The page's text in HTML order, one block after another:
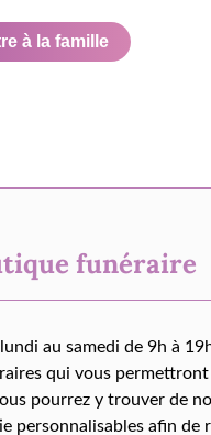
à la famille
funéraire
au samedi de 9h à
qui vous
pourrez y trouver de
personnalisables afin de